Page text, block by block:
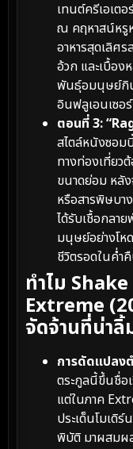
เทนต์ครีเอเต
ณ คฤหาสน์หรู
อาหารสุดเลิศ
อ้วก และเบื้อง
พันธุ์อมนุษย์กิ
อินฟลูเอนเซอ
ตอนที่ 3:
สไตล์หนังซอม
ทางท่องเที่ยว
ขนาดย่อม หลั
หรือสารพิษบา
ได้รับเชื้อกลา
มนุษย์อย่างโห
ชีวิตรอดในค่ำ
ทำไม
Extreme
จัดจ้านที่น่าลิ้
การดัดแปลง
ตระกูลนี้ขึ้นชื่อ
แต่ในภาค
ประเด็นโมเดิ
พิบัติ มาผสมผ